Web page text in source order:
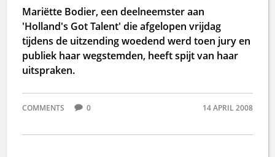
Mariëtte Bodier, een deelneemster aan
'Holland's Got Talent' die afgelopen vrijdag
tijdens de uitzending woedend werd toen jury en
publiek haar wegstemden, heeft spijt van haar
uitspraken.
14 APRIL 2008
COMMENTS 0